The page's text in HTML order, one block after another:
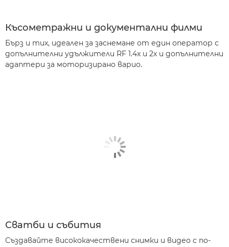
Късометражни и документални филми
Бърз и тих, идеален за заснемане от един оператор с
допълнителни удължители RF 1.4x и 2x и допълнителни
адаптери за моторизирано варио.
Сватби и събития
Създавайте висококачествени снимки и видео с по-